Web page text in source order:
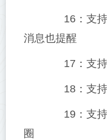
16：支持
消息也提醒
17：支持
18：支持
19：支持
圈